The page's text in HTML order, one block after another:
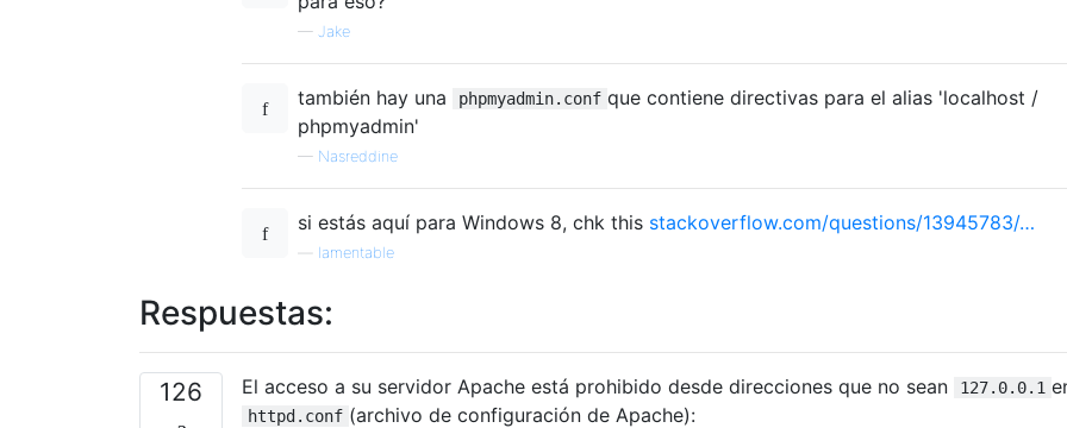
— Jake
también hay una phpmyadmin.conf que contiene directivas para el alias 'localhost /
phpmyadmin'
— Nasreddine
si estás aquí para Windows 8, chk this stackoverflow.com/questions/13945783/…
lamentable
Respuestas:
126 El acceso a su servidor Apache está prohibido desde direcciones que no sean 127.0.0.1
httpd.conf (archivo de configuración de Apache):